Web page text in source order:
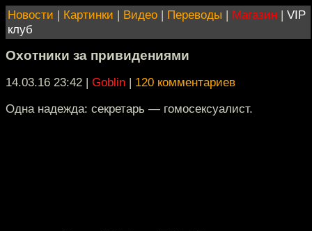
Новости | Картинки | Видео | Переводы | Магазин | VIP
клуб
Охотники за привидениями
14.03.16 23:42 | Goblin | 120 комментариев
Одна надежда: секретарь — гомосексуалист.